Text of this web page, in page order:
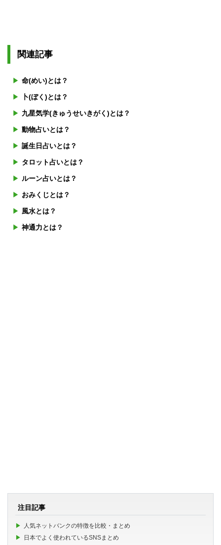
関連記事
命(めい)とは？
卜(ぼく)とは？
九星気学(きゅうせいきがく)とは？
動物占いとは？
誕生日占いとは？
タロット占いとは？
ルーン占いとは？
おみくじとは？
風水とは？
神通力とは？
注目記事
人気ネットバンクの特徴を比較・まとめ
日本でよく使われているSNSまとめ